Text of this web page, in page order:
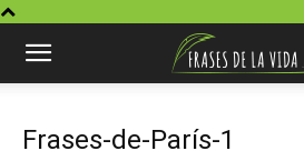
Frases-de-París-1